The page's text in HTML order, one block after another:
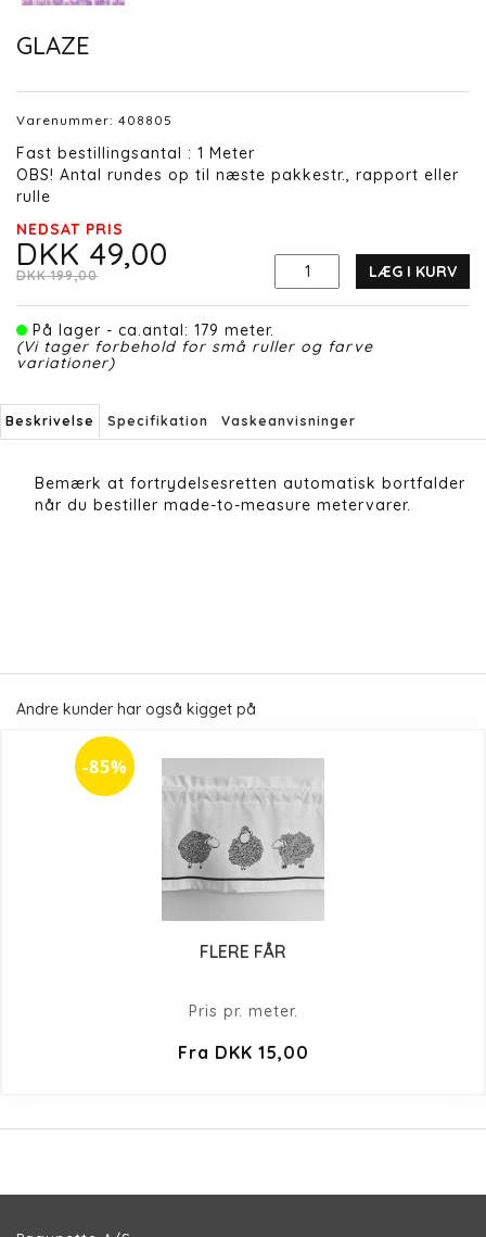
GLAZE
Varenummer: 408805
Fast bestillingsantal : 1 Meter
OBS! Antal rundes op til næste pakkestr., rapport eller
rulle
NEDSAT PRIS
DKK 49,00
DKK 199,00 LÆG I KURV
På lager - ca.antal: 179 meter.
(Vi tager forbehold for små ruller og farve
variationer)
Beskrivelse Specifikation Vaskeanvisninger
Bemærk at fortrydelsesretten automatisk bortfalder
når du bestiller made-to-measure metervarer.
Andre kunder har også kigget på
-85%
FLERE FÅR
Pris pr. meter.
Fra DKK 15,00